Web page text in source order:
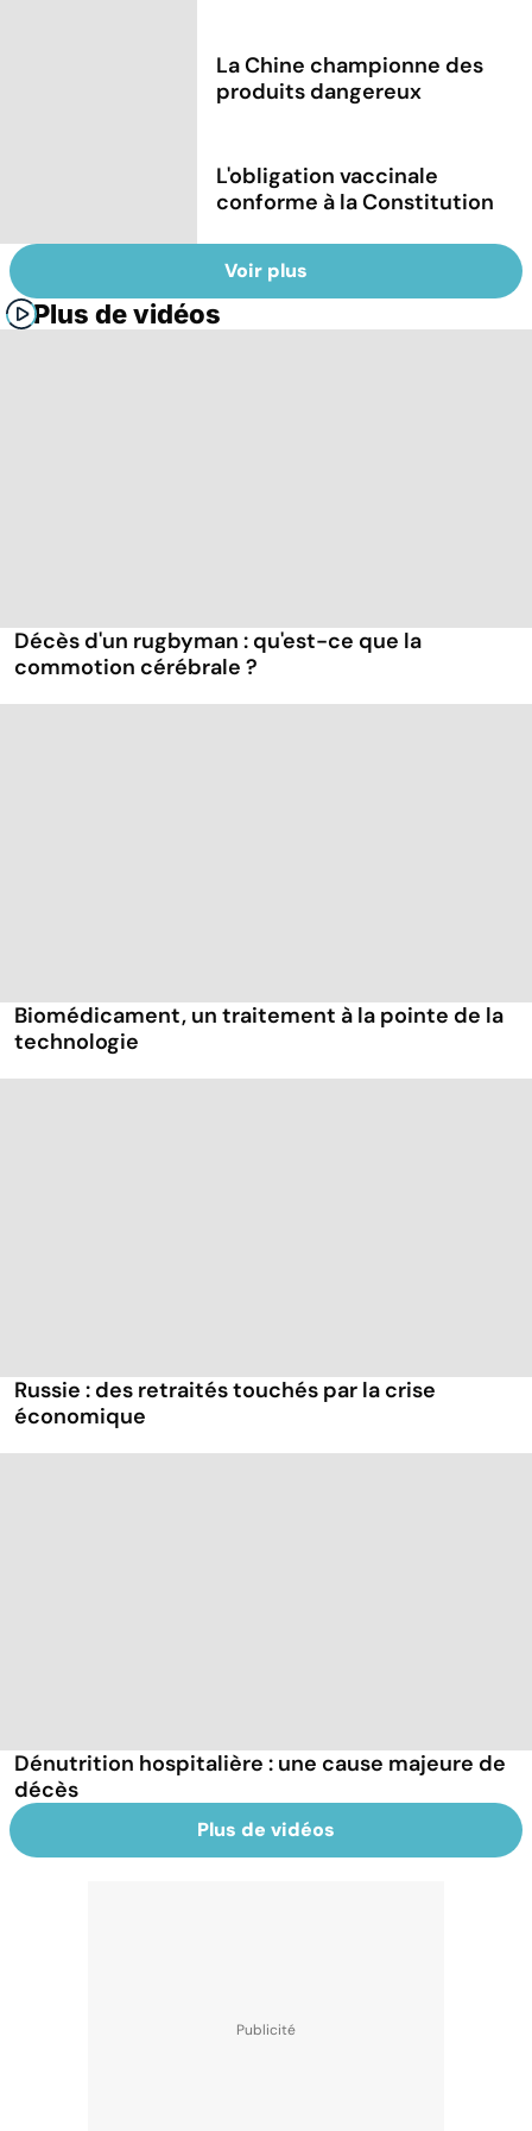
La Chine championne des
produits dangereux
L'obligation vaccinale
conforme à la Constitution
Voir plus
Plus de vidéos
Décès d'un rugbyman : qu'est-ce que la
commotion cérébrale ?
Biomédicament, un traitement à la pointe de la
technologie
Russie : des retraités touchés par la crise
économique
Dénutrition hospitalière : une cause majeure de
décès
Plus de vidéos